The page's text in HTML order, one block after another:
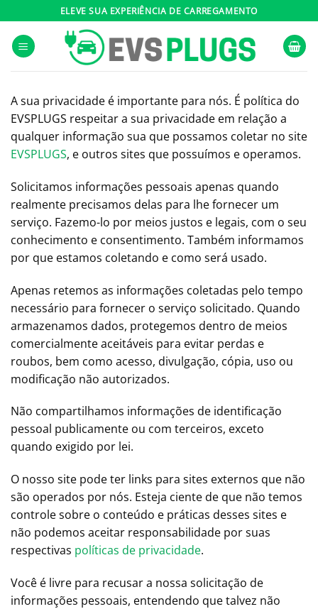
to
content
ELEVE SUA EXPERIÊNCIA DE CARREGAMENTO
A sua privacidade é importante para nós. É política do
EVSPLUGS respeitar a sua privacidade em relação a
qualquer informação sua que possamos coletar no site
EVSPLUGS, e outros sites que possuímos e operamos.
Solicitamos informações pessoais apenas quando
realmente precisamos delas para lhe fornecer um
serviço. Fazemo-lo por meios justos e legais, com o seu
conhecimento e consentimento. Também informamos
por que estamos coletando e como será usado.
Apenas retemos as informações coletadas pelo tempo
necessário para fornecer o serviço solicitado. Quando
armazenamos dados, protegemos dentro de meios
comercialmente aceitáveis ​​para evitar perdas e
roubos, bem como acesso, divulgação, cópia, uso ou
modificação não autorizados.
Não compartilhamos informações de identificação
pessoal publicamente ou com terceiros, exceto
quando exigido por lei.
O nosso site pode ter links para sites externos que não
são operados por nós. Esteja ciente de que não temos
controle sobre o conteúdo e práticas desses sites e
não podemos aceitar responsabilidade por suas
respectivas políticas de privacidade.
Você é livre para recusar a nossa solicitação de
informações pessoais, entendendo que talvez não